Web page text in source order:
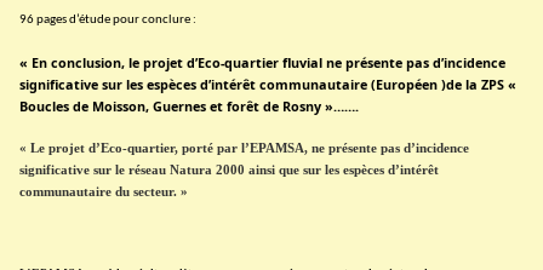
96 pages d’étude pour conclure :
« En conclusion, le projet d’Eco-quartier fluvial ne présente pas d’incidence
significative sur les espèces d’intérêt communautaire (Européen )de la ZPS «
Boucles de Moisson, Guernes et forêt de Rosny »…….
« Le projet d’Eco-quartier, porté par l’EPAMSA, ne présente pas d’incidence
significative sur le réseau Natura 2000 ainsi que sur les espèces d’intérêt
communautaire du secteur. »